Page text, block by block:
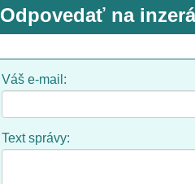
Odpovedať na
Váš e-mail:
Text správy: